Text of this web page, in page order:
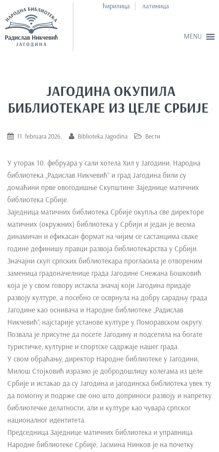
ћирилица латиница
ЈАГОДИНА ОКУПИЛА
БИБЛИОТЕКАРЕ ИЗ ЦЕЛЕ СРБИЈЕ
11. februara 2026. Biblioteka Jagodina Вести
У уторак 10. фебруара у сали хотела Хил у Јагодини, Народна
библиотека „Радислав Никчевић“ и град Јагодина били су
домаћини прве овогодишње Скупштине Заједнице матичних
библиотека Србије.
Заједница матичних библиотека Србије окупља све директоре
матичних (окружних) библиотека у Србији и један је веома
динамичан и ефикасан формат на чијим се састанцима сваке
године дефинишу правци развоја библиотекарства у Србији.
Значајни скуп српских библиотекара прогласила је отвореним
заменица градоначелнице града Јагодине Снежана Бошковић
која је у свом говору истакла значај који Јагодина придаје
развоју културе, а посебно се осврнула на добру сарадњу града
Јагодине као оснивача и Народне библиотеке „Радислав
Никчевић“, најстарије установе културе у Поморавском округу.
Позвала је присутне да посете Јагодину и подсетила на богате
туристичке, културне и спортске садржаје нашег града.
У свом обраћању, директор Народне библиотеке у Јагодини,
Милош Стојковић изразио је добродошлицу колегама из целе
Србије и истакао да су Јагодина и јагодинска библиотека увек ту
да помогну и подрже све оно што доприноси развоју и напретку
библиотечке делатности, али и културе као чувара српског
националног идентитета.
Председница Заједнице матичних библиотека и управница
Народне библиотеке Србије, Јасмина Нинков је на почетку